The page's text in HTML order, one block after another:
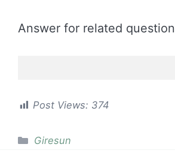
Answer for related question
Post Views: 374
Kategoriler
Giresun